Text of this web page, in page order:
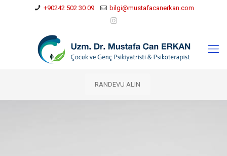
+90242 502 30 09 bilgi@mustafacanerkan.com
RANDEVU ALIN